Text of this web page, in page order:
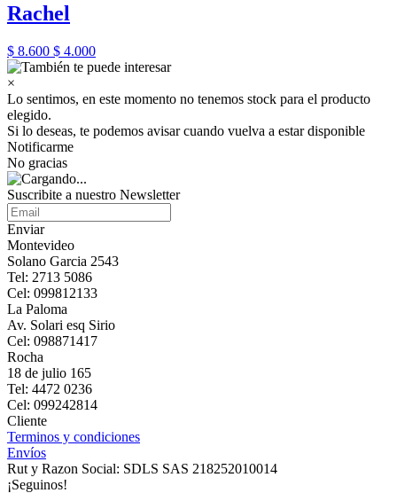
Rachel
$ 8.600 $ 4.000
×
Lo sentimos, en este momento no tenemos stock para el producto
elegido.
Si lo deseas, te podemos avisar cuando vuelva a estar disponible
Notificarme
No gracias
Suscribite a nuestro Newsletter
Enviar
Montevideo
Solano Garcia 2543
Tel: 2713 5086
Cel: 099812133
La Paloma
Av. Solari esq Sirio
Cel: 098871417
Rocha
18 de julio 165
Tel: 4472 0236
Cel: 099242814
Cliente
Terminos y condiciones
Envíos
Rut y Razon Social: SDLS SAS 218252010014
¡Seguinos!